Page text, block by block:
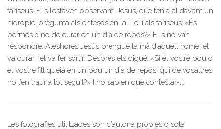
fariseus. Ells l’estaven observant. Jesús, que tenia al davant un
hidròpic, preguntà als entesos en la Llei i als fariseus: «És
permès o no de curar en un dia de repòs?» Ells no van
respondre. Aleshores Jesús prengué la mà d’aquell home, el
va curar i el va fer sortir. Després els digué: «Si el vostre bou o
el vostre fill queia en un pou un dia de repòs, qui de vosaltres
no l’en trauria tot seguit?» I no sabien què contestar-li.
Les fotografies utilitzades són d’autoria pròpies o sota